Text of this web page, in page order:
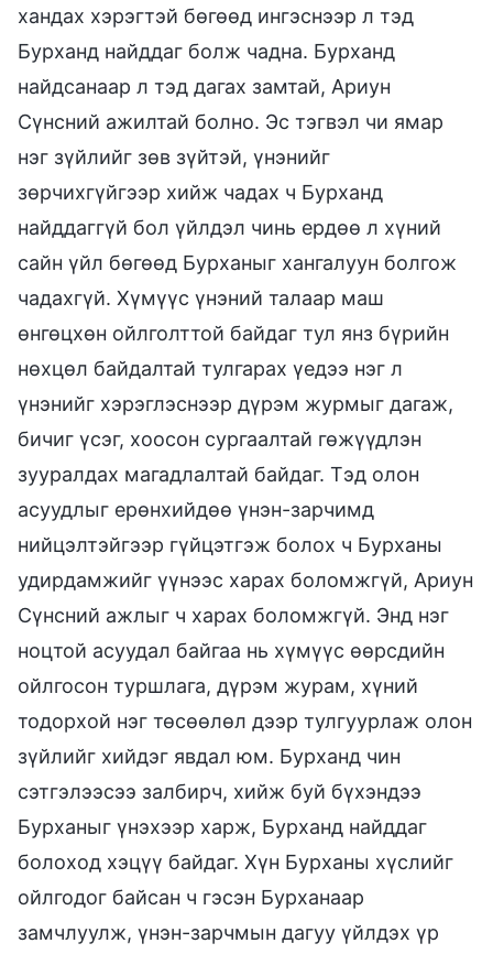
хандах хэрэгтэй бөгөөд ингэснээр л тэд
Бурханд найддаг болж чадна. Бурханд
найдсанаар л тэд дагах замтай, Ариун
Сүнсний ажилтай болно. Эс тэгвэл чи ямар
нэг зүйлийг зөв зүйтэй, үнэнийг
зөрчихгүйгээр хийж чадах ч Бурханд
найддаггүй бол үйлдэл чинь ердөө л хүний
сайн үйл бөгөөд Бурханыг хангалуун болгож
чадахгүй. Хүмүүс үнэний талаар маш
өнгөцхөн ойлголттой байдаг тул янз бүрийн
нөхцөл байдалтай тулгарах үедээ нэг л
үнэнийг хэрэглэснээр дүрэм журмыг дагаж,
бичиг үсэг, хоосон сургаалтай гөжүүдлэн
зууралдах магадлалтай байдаг. Тэд олон
асуудлыг ерөнхийдөө үнэн-зарчимд
нийцэлтэйгээр гүйцэтгэж болох ч Бурханы
удирдамжийг үүнээс харах боломжгүй, Ариун
Сүнсний ажлыг ч харах боломжгүй. Энд нэг
ноцтой асуудал байгаа нь хүмүүс өөрсдийн
ойлгосон туршлага, дүрэм журам, хүний
тодорхой нэг төсөөлөл дээр тулгуурлаж олон
зүйлийг хийдэг явдал юм. Бурханд чин
сэтгэлээсээ залбирч, хийж буй бүхэндээ
Бурханыг үнэхээр харж, Бурханд найддаг
болоход хэцүү байдаг. Хүн Бурханы хүслийг
ойлгодог байсан ч гэсэн Бурханаар
замчлуулж, үнэн-зарчмын дагуу үйлдэх үр